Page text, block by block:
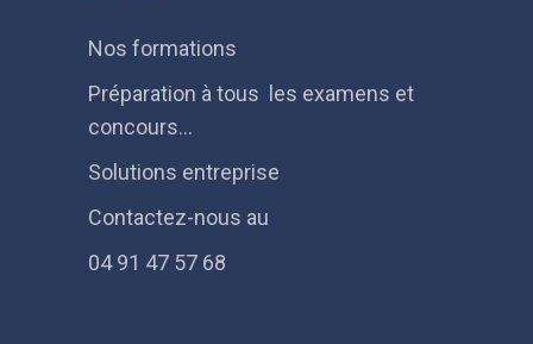
Nos formations
Préparation à tous les examens et
concours…
Solutions entreprise
Contactez-nous au
04 91 47 57 68